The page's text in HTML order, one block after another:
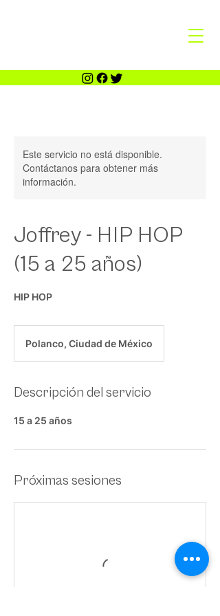
Este servicio no está disponible.
Contáctanos para obtener más
información.
Joffrey - HIP HOP
(15 a 25 años)
HIP HOP
Polanco, Ciudad de México
Descripción del servicio
15 a 25 años
Próximas sesiones